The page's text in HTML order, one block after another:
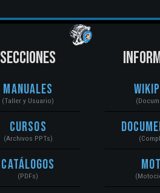
SECCIONES
Manuales
(Taller y Usuario)
Cursos
(Archivos PPTs)
Catálogos
(PDFs)